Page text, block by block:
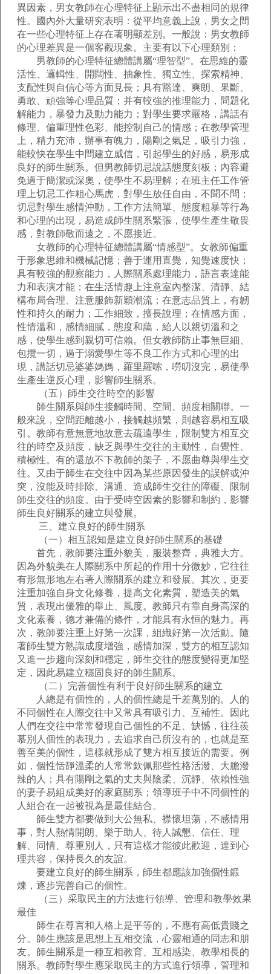
異因素，男女教師在心理特征上顯示出不盡相同的規律
性。國內外大量研究表明：從平均意義上說，男女之間
在一些心理特征上存在著明顯差別。一般說：男女教師
的心理差異是一個客觀現象。主要有以下心理類別：
男教師的心理特征總體講屬“理智型”。在思維的靈
活性、邏輯性、開闊性、抽象性、獨立性、探索精神、
支配性與自信心等方面見長；具有豁達、爽朗、果斷、
勇敢、頑強等心理品質；并有較強的推理能力，問題化
解能力，暴發力及動力能力；對學生要求嚴格，講話有
條理、偏重理性色彩、能控制自己的情感；在教學管理
上，精力充沛，辦事有魄力，陽剛之氣足，吸引力強，
能較快在學生中間建立威信，引起學生的好感，易形成
良好的師生關系。但男教師切忌說話態度刻板；內容避
免過于簡潔或深奧，使學生不易理解；在班主任工作管
理上切忌工作粗心馬虎，對學生放任自由，不聞不問；
切忌對學生感情沖動，工作方法簡單、態度粗暴等行為
和心理的出現，易造成師生關系緊張，使學生產生敬畏
感，對教師敬而遠之，不愿接近。
女教師的心理特征總體講屬“情感型”。女教師偏重
于形象思維和機械記憶；善于運用直覺，知覺速度快；
具有較強的觀察能力，人際關系處理能力，語言表達能
力和表演才能；在生活情趣上注意室內整潔、清靜、結
構布局合理、注意服飾新穎潮流；在意志品質上，有韌
性和持久的耐力；工作細致，擅長說理；在情感方面，
性情溫和，感情細膩，態度和藹，給人以親切溫和之
感，使學生感到親切可信賴。但女教師防止事無巨細、
包攬一切，過于溺愛學生等不良工作方式和心理的出
現，講話切忌婆婆媽媽，羅里羅嗦，嘮叨沒完，易使學
生產生逆反心理，影響師生關系。
（五）師生交往時空的影響
師生關系與師生接觸時間、空間、頻度相關聯。一
般來說，空間距離越小，接觸越頻繁，則越容易相互吸
引。教師有意無意地故意去疏遠學生，限制雙方相互交
往的時空及頻度，缺乏與學生交往的主動性，自覺性、
積極性。有的還放不下教師的架子，不愿曲尊與學生交
往。又由于師生在交往中因為某些原因發生的誤解或沖
突，沒能及時排除、溝通、造成師生交往的障礙、限制
師生交往的頻度。由于受時空因素的影響和制約，影響
師生良好關系的建立與發展。
三、建立良好的師生關系
（一）相互認知是建立良好師生關系的基礎
首先，教師要注重外貌美，服裝整齊，典雅大方。
因為外貌美在人際關系中所起的作用十分微妙，它往往
有形無形地左右著人際關系的建立和發展。其次，更要
注重加強自身文化修養，提高文化素質，塑造美的氣
質，表現出優雅的舉止、風度。教師只有靠自身高深的
文化素養，德才兼備的條件，才能具有永恒的魅力。再
次，教師要注重上好第一次課，組織好第一次活動。隨
著師生雙方熟識成度增強，感情加深，雙方的相互認知
又進一步趨向深刻和穩定，師生交往的態度變得更加堅
定，因此易建立穩固良好的師生關系。
（二）完善個性有利于良好師生關系的建立
人總是有個性的，人的個性總是千差萬別的。人的
不同個性在人際交往中又常具有吸引力、互補性。因此
人們在交往中常常發現自己個性的不足、缺憾，往往羨
慕別人個性的表現力，去追求自己所沒有的，也就是至
善至美的個性，這樣就形成了雙方相互接近的需要。例
如，個性恬靜溫柔的人常常欽佩那些性格活潑、大膽潑
辣的人；具有陽剛之氣的丈夫與陰柔、沉靜、依賴性強
的妻子易組成美好的家庭關系；領導班子中不同個性的
人組合在一起被視為是最佳結合。
師生雙方都要做到大公無私、襟懷坦蕩，不感情用
事，對人熱情開朗、樂于助人、待人誠懇、信任、理
解、同情、尊重別人，只有這樣才能彼此歡迎，達到心
理共容，保持長久的友誼。
要建立良好的師生關系，師生都應該加強個性鍛
煉，逐步完善自己的個性。
（三）采取民主的方法進行領導、管理和教學效果
最佳
師生在尊言和人格上是平等的，不應有高低貴賤之
分。師生應該是思想上互相交流，心靈相通的同志和朋
友。師生關系是一種互相教育、互相感染、教學相長的
關系。教師對學生應采取民主的方式進行領導，管理和